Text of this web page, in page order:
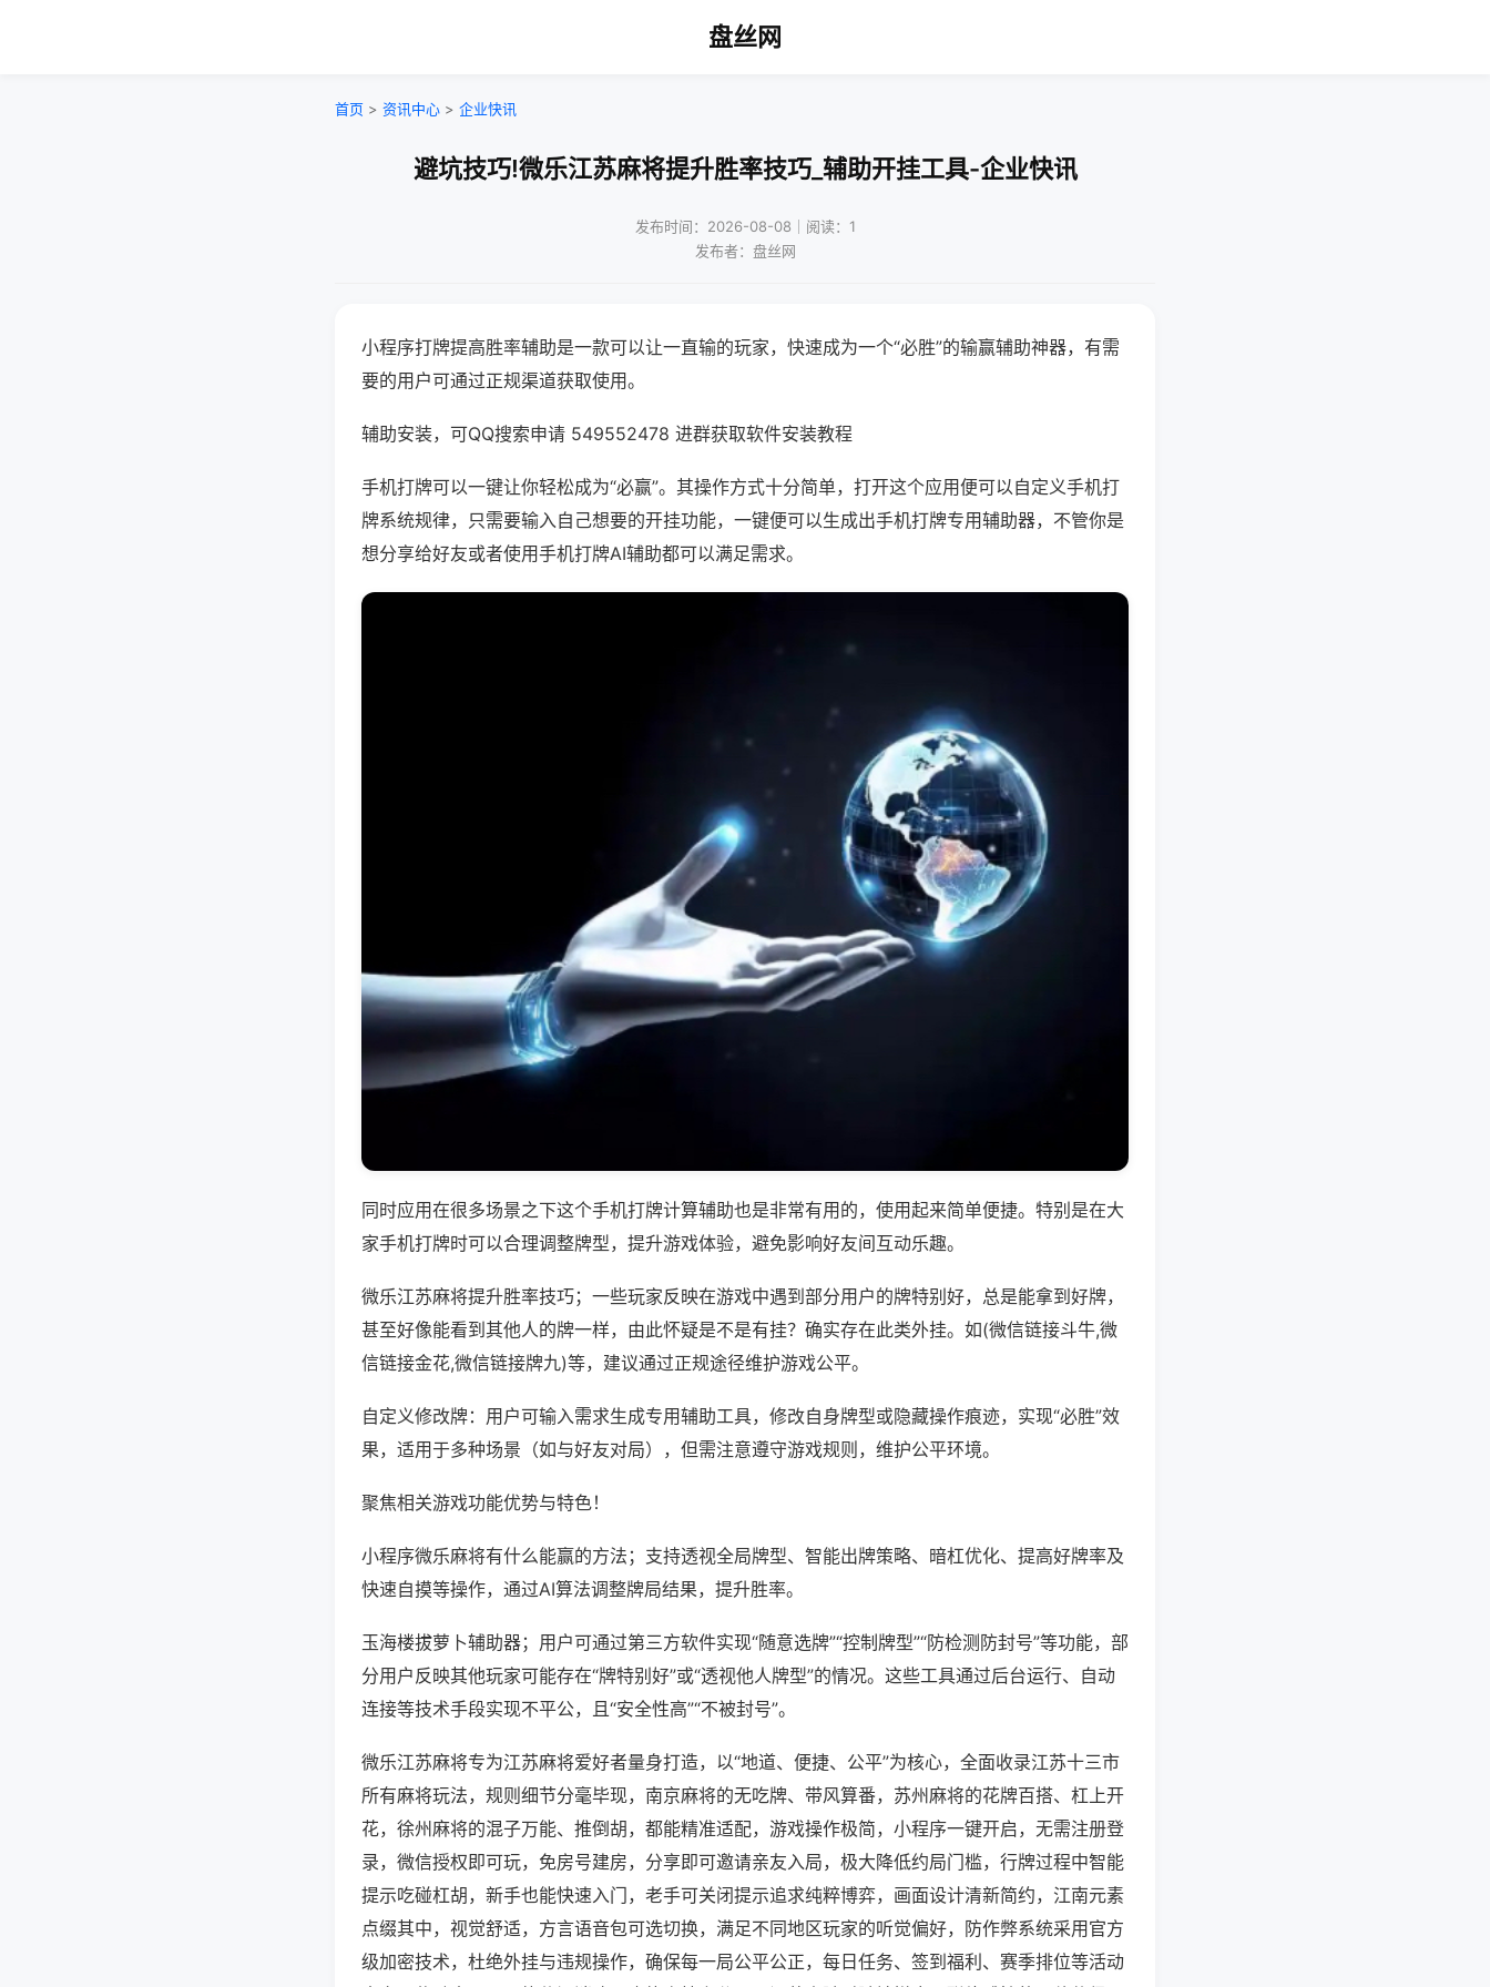
盘丝网
首页 > 资讯中心 > 企业快讯
避坑技巧!微乐江苏麻将提升胜率技巧_辅助开挂工具-企业快讯
发布时间：2026-08-08｜阅读：1
发布者：盘丝网
小程序打牌提高胜率辅助是一款可以让一直输的玩家，快速成为一个“必胜”的输赢辅助神器，有需
要的用户可通过正规渠道获取使用。
辅助安装，可QQ搜索申请 549552478 进群获取软件安装教程
手机打牌可以一键让你轻松成为“必赢”。其操作方式十分简单，打开这个应用便可以自定义手机打
牌系统规律，只需要输入自己想要的开挂功能，一键便可以生成出手机打牌专用辅助器，不管你是
想分享给好友或者使用手机打牌AI辅助都可以满足需求。
同时应用在很多场景之下这个手机打牌计算辅助也是非常有用的，使用起来简单便捷。特别是在大
家手机打牌时可以合理调整牌型，提升游戏体验，避免影响好友间互动乐趣。
微乐江苏麻将提升胜率技巧；一些玩家反映在游戏中遇到部分用户的牌特别好，总是能拿到好牌，
甚至好像能看到其他人的牌一样，由此怀疑是不是有挂？确实存在此类外挂。如(微信链接斗牛,微
信链接金花,微信链接牌九)等，建议通过正规途径维护游戏公平。
自定义修改牌：用户可输入需求生成专用辅助工具，修改自身牌型或隐藏操作痕迹，实现“必胜”效
果，适用于多种场景（如与好友对局），但需注意遵守游戏规则，维护公平环境。
聚焦相关游戏功能优势与特色！
小程序微乐麻将有什么能赢的方法；支持透视全局牌型、智能出牌策略、暗杠优化、提高好牌率及
快速自摸等操作，通过AI算法调整牌局结果，提升胜率。
玉海楼拔萝卜辅助器；用户可通过第三方软件实现“随意选牌”“控制牌型”“防检测防封号”等功能，部
分用户反映其他玩家可能存在“牌特别好”或“透视他人牌型”的情况。这些工具通过后台运行、自动
连接等技术手段实现不平公，且“安全性高”“不被封号”。
微乐江苏麻将专为江苏麻将爱好者量身打造，以“地道、便捷、公平”为核心，全面收录江苏十三市
所有麻将玩法，规则细节分毫毕现，南京麻将的无吃牌、带风算番，苏州麻将的花牌百搭、杠上开
花，徐州麻将的混子万能、推倒胡，都能精准适配，游戏操作极简，小程序一键开启，无需注册登
录，微信授权即可玩，免房号建房，分享即可邀请亲友入局，极大降低约局门槛，行牌过程中智能
提示吃碰杠胡，新手也能快速入门，老手可关闭提示追求纯粹博弈，画面设计清新简约，江南元素
点缀其中，视觉舒适，方言语音包可选切换，满足不同地区玩家的听觉偏好，防作弊系统采用官方
级加密技术，杜绝外挂与违规操作，确保每一局公平公正，每日任务、签到福利、赛季排位等活动